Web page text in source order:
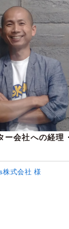
ー会社への経理
式会社 様